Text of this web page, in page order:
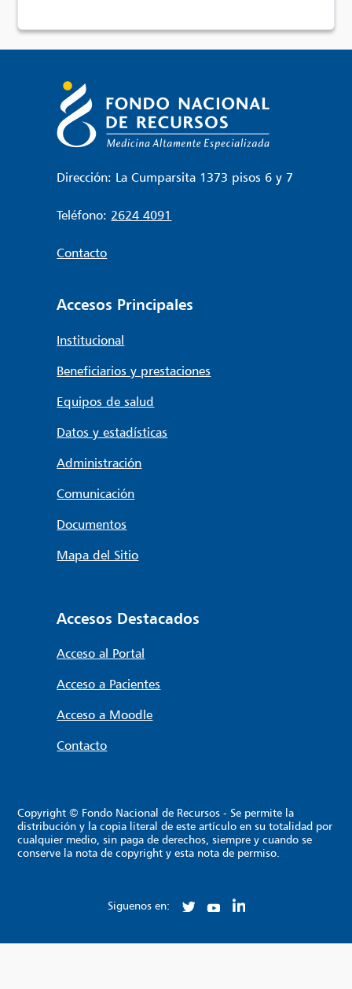
Dirección: La Cumparsita 1373 pisos 6 y 7
Teléfono: 2624 4091
Contacto
Accesos Principales
Institucional
Beneficiarios y prestaciones
Equipos de salud
Datos y estadísticas
Administración
Comunicación
Documentos
Mapa del Sitio
Accesos Destacados
Acceso al Portal
Acceso a Pacientes
Acceso a Moodle
Contacto
Copyright © Fondo Nacional de Recursos - Se permite la
distribución y la copia literal de este artículo en su totalidad por
cualquier medio, sin paga de derechos, siempre y cuando se
conserve la nota de copyright y esta nota de permiso.
Siguenos en: